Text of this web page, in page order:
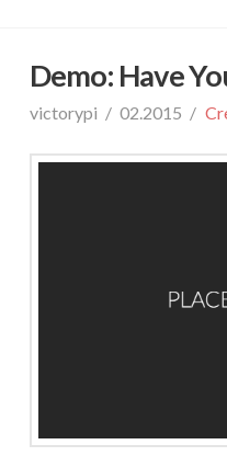
Demo: Have
victorypi 02.2015